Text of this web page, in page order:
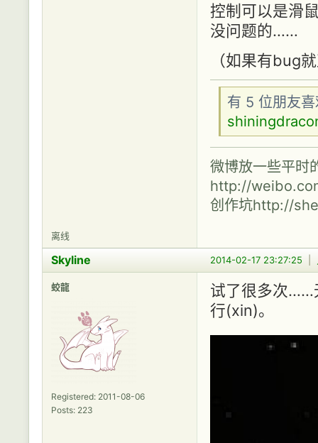
控制可以是滑
没问题的……
（如果有bug
有 5 位朋友
微博放一些平时
http://
创作坑http://
离线
2014-02-17 23:27:25
Skyline
蛟龍
Registered: 2011-08-06
Posts: 223
试了很多次……
行(xin)。